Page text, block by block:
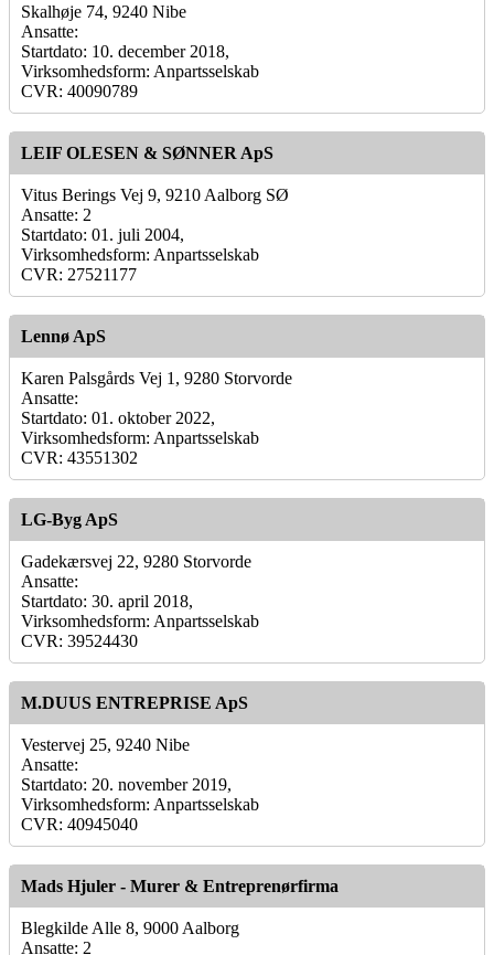
Skalhøje 74, 9240 Nibe
Ansatte:
Startdato: 10. december 2018,
Virksomhedsform: Anpartsselskab
CVR: 40090789
LEIF OLESEN & SØNNER ApS
Vitus Berings Vej 9, 9210 Aalborg SØ
Ansatte: 2
Startdato: 01. juli 2004,
Virksomhedsform: Anpartsselskab
CVR: 27521177
Lennø ApS
Karen Palsgårds Vej 1, 9280 Storvorde
Ansatte:
Startdato: 01. oktober 2022,
Virksomhedsform: Anpartsselskab
CVR: 43551302
LG-Byg ApS
Gadekærsvej 22, 9280 Storvorde
Ansatte:
Startdato: 30. april 2018,
Virksomhedsform: Anpartsselskab
CVR: 39524430
M.DUUS ENTREPRISE ApS
Vestervej 25, 9240 Nibe
Ansatte:
Startdato: 20. november 2019,
Virksomhedsform: Anpartsselskab
CVR: 40945040
Mads Hjuler - Murer & Entreprenørfirma
Blegkilde Alle 8, 9000 Aalborg
Ansatte: 2